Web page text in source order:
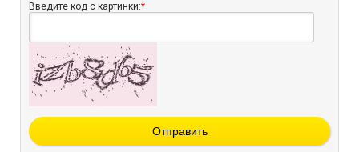
Введите код с картинки:*
Отправить